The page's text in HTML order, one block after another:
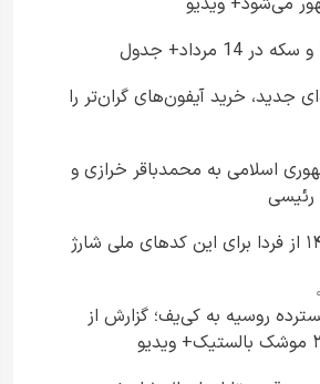
مرداد+ جدول
جدید، خرید آیفون‌های گران‌تر را
اسلامی به محمدباقر خرازی و
رئیسی
کالابرگ مرداد ۱۴۰۵ از فردا برای این کدهای ملی شارژ
روسیه به کی‌یف؛ گزارش از